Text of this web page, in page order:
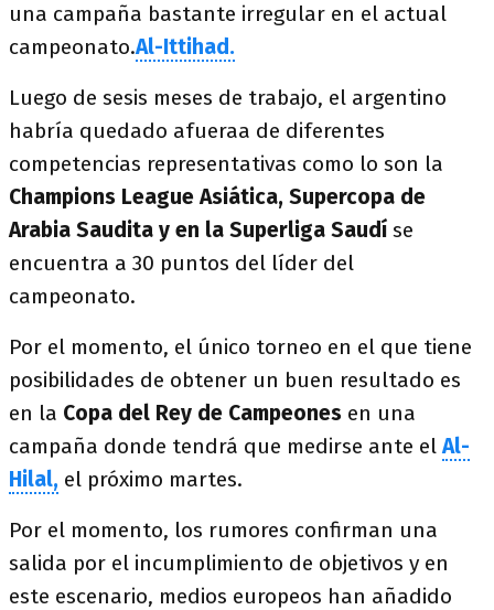
una campaña bastante irregular en el actual
campeonato.Al-Ittihad.
Luego de sesis meses de trabajo, el argentino
habría quedado afueraa de diferentes
competencias representativas como lo son la
Champions League Asiática, Supercopa de
Arabia Saudita y en la Superliga Saudí se
encuentra a 30 puntos del líder del
campeonato.
Por el momento, el único torneo en el que tiene
posibilidades de obtener un buen resultado es
en la Copa del Rey de Campeones en una
campaña donde tendrá que medirse ante elAl-
Hilal, el próximo martes.
Por el momento, los rumores confirman una
salida por el incumplimiento de objetivos y en
este escenario, medios europeos han añadido